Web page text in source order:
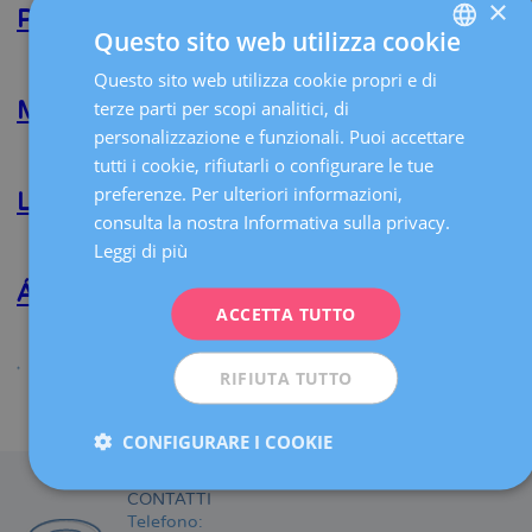
Soldi
Piotr Sokol
Sokol
Marta Tresanchez Pares
Per saperne di più su
Marta
Tresanchez
Pares
Lluc Coll Lujan
Per saperne di più su
Lujan
Álvaro Vives Suñé
Per saperne di più suÁlvaro
Vives
Suñé
CONTATTI
Telefono:
SPANISH
DEUTSCH
×
Questo sito web utilizza cookie
Questo sito web utilizza cookie propri e di
terze parti per scopi analitici, di
personalizzazione e funzionali. Puoi accettare
tutti i cookie, rifiutarli o configurare le tue
preferenze. Per ulteriori informazioni,
consulta la nostra Informativa sulla privacy.
Leggi di più
ACCETTA TUTTO
RIFIUTA TUTTO
CONFIGURARE I COOKIE